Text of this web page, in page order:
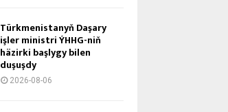
Türkmenistanyň Daşary
işler ministri ÝHHG-niň
häzirki başlygy bilen
duşuşdy
2026-08-06